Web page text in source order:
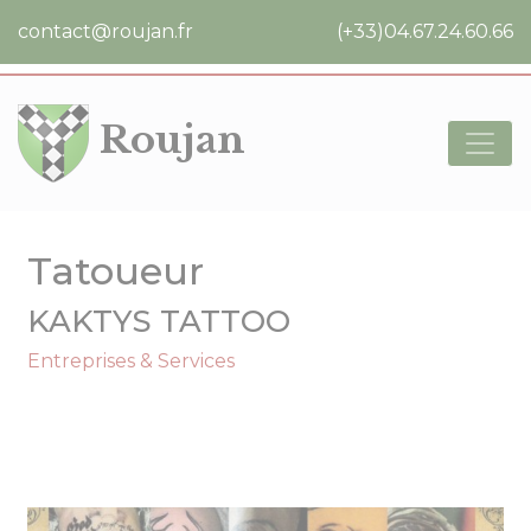
contact@roujan.fr (+33)04.67.24.60.66
Roujan
Tatoueur
KAKTYS TATTOO
Entreprises & Services